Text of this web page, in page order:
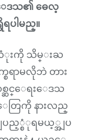
ေဒသ၏ ဓေလ့
ပါမည္။
းကို သိမ္းႀ
ရာမလိုဘဲ တား
စ္ဆင္ေရးေဒသ
တြကို နားလည္
ပည့္စံုရမယ့္အျပ